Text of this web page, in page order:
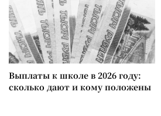
Выплаты к школе в 2026 году:
сколько дают и кому положены